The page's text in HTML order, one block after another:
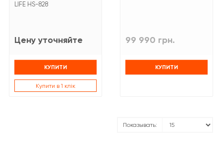
LIFE HS-828
Цену уточняйте
КУПИТИ
Купити в 1 клік
99 990 грн.
КУПИТИ
Показывать: